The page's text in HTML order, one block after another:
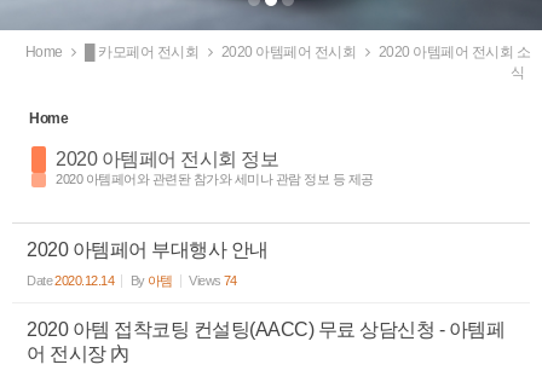
Home █ 카모페어 전시회 2020 아템페어 전시회
2020 아템페어 전시회 소
식
Home
2020 아템페어 전시회 정보
2020 아템페어와 관련돤 참가와 세미나 관람 정보 등 제공
2020 아템페어 부대행사 안내
Date2020.12.14 By 아템 Views 74
2020 아템 접착코팅 컨설팅(AACC) 무료 상담신청 - 아템페
어 전시장 內